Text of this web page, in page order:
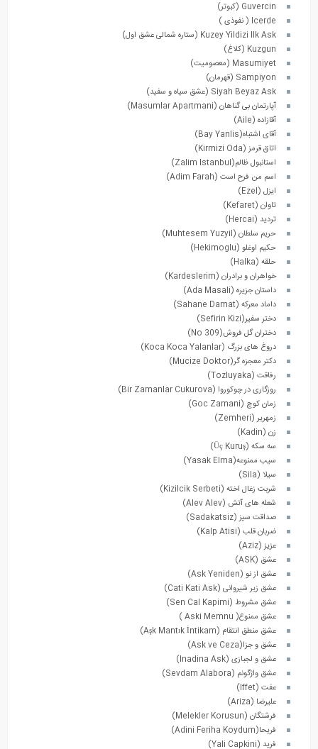
Guvercin (کبوتر)
Icerde ( نفوذی )
Kuzey Yildizi Ilk Ask (ستاره شمالی عشق اول)
Kuzgun (کلاغ)
Masumiyet (معصومیت)
Sampiyon (قهرمان)
Siyah Beyaz Ask (عشق سیاه و سفید)
آپارتمان بی گناهان (Masumlar Apartmani)
آقازاده (Aile)
آقای اشتباه(Bay Yanlis)
اتاق قرمز (Kirmizi Oda)
استانبول ظالم(Zalim Istanbul)
اسم من فرح است (Adim Farah)
ایزل (Ezel)
تاوان (Kefaret)
تردید (Hercai)
حریم سلطان (Muhtesem Yuzyil)
حکیم اوغلو (Hekimoglu)
حلقه (Halka)
خواهران و برادران (Kardeslerim)
داستان جزیره (Ada Masali)
داماد معرکه (Sahane Damat)
دختر سفیر(Sefirin Kizi)
دختران گل فروش(No 309)
دروغ های بزرگ (Koca Koca Yalanlar)
دکتر معجزه گر(Mucize Doktor)
رفاقت (Tozluyaka)
روزگاری در چوکوروا (Bir Zamanlar Cukurova)
زمان کوچ (Goc Zamani)
زمهریر (Zemheri)
زن (Kadin)
سه سکه (Üç Kuruş)
سیب ممنوعه(Yasak Elma)
سیلا (Sila)
شربت زغال اخته (Kizilcik Serbeti)
شعله های آتش (Alev Alev)
صداقت سیز (Sadakatsiz)
ضربان قلب (Kalp Atisi)
عزیز (Aziz)
عشق (ASK)
عشق از نو (Ask Yeniden)
عشق زیر شیروانی (Cati Kati Ask)
عشق مشروط (Sen Cal Kapimi)
عشق ممنوع( Aski Memnu )
عشق منطق انتقام (Aşk Mantık İntikam)
عشق و جزا(Ask ve Ceza)
عشق و لجبازی (Inadina Ask)
عشق واژگونم (Sevdam Alabora)
عفت (Iffet)
علیرضا (Ariza)
فرشتگان (Melekler Korusun)
فریحا(Adini Feriha Koydum)
فرید (Yali Capkini)